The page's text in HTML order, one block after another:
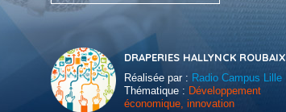
DRAPERIES HALLYNCK ROUBAIX
Réalisée par : Radio Campus Lille
Thématique : Développement
économique, innovation